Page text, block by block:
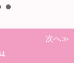
次へ≫